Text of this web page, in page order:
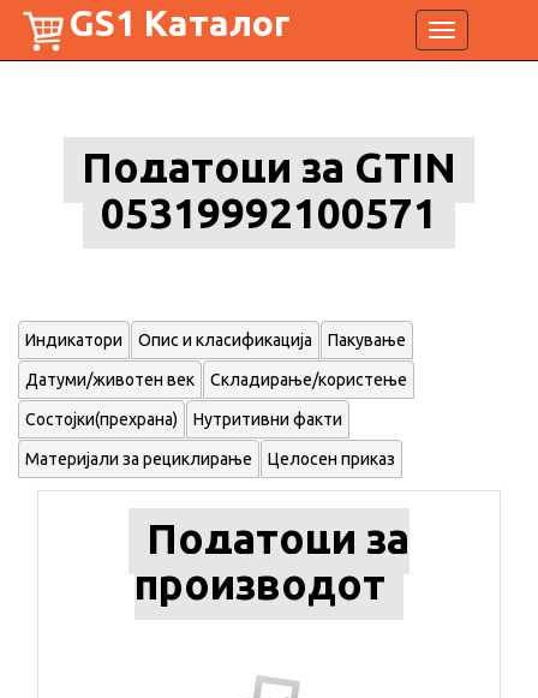
Toggle
navigation
GS1 Каталог
Податоци за GTIN
05319992100571
Индикатори Опис и класификација Пакување
Датуми/животен век Складирање/користење
Состојки(прехрана) Нутритивни факти
Материјали за рециклирање Целосен приказ
Податоци за
производот